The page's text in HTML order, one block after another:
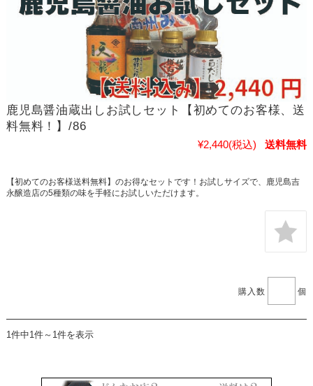
鹿児島醤油蔵出しお試しセット【初めてのお客様、送
料無料！】/86
¥2,440(税込) 送料無料
【初めてのお客様送料無料】のお得なセットです！お試しサイズで、鹿児島吉
永醸造店の5種類の味を手軽にお試しいただけます。
購入数 個
1件中1件～1件を表示